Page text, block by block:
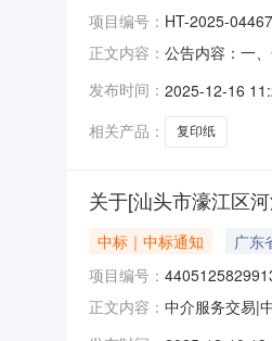
项目编号： HT-2025-
正文内容： 公告内容：一
18676800204
发布时间： 2025-12-16
相关产品：
复印纸
关于[汕头市濠江区
中标｜中标通知 广东
项目编号：
正文内容： 中介服务交易|